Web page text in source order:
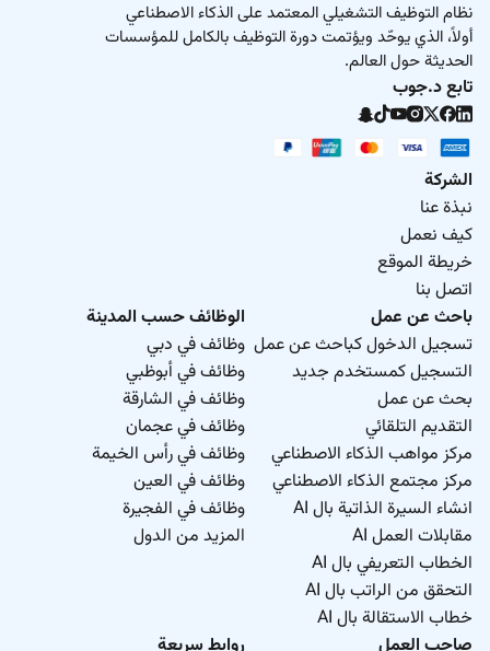
نظام التوظيف التشغيلي المعتمد على الذكاء الاصطناعي
أولاً، الذي يوحّد ويؤتمت دورة التوظيف بالكامل للمؤسسات
الحديثة حول العالم.
تابع د.جوب
الشركة
نبذة عنا
كيف نعمل
خريطة الموقع
اتصل بنا
باحث عن عمل
تسجيل الدخول كباحث عن عمل
التسجيل كمستخدم جديد
بحث عن عمل
التقديم التلقائي
مركز مواهب الذكاء الاصطناعي
مركز مجتمع الذكاء الاصطناعي
انشاء السيرة الذاتية بال AI
مقابلات العمل AI
الخطاب التعريفي بال AI
التحقق من الراتب بال AI
خطاب الاستقالة بال AI
الوظائف حسب المدينة
وظائف في دبي
وظائف في أبوظبي
وظائف في الشارقة
وظائف في عجمان
وظائف في رأس الخيمة
وظائف في العين
وظائف في الفجيرة
المزيد من الدول